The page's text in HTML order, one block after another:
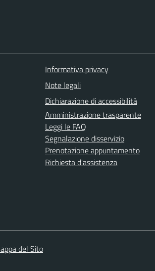
Informativa privacy
Note legali
Dichiarazione di accessibilità
Amministrazione trasparente
Leggi le FAQ
Segnalazione disservizio
Prenotazione appuntamento
Richiesta d'assistenza
del Sito